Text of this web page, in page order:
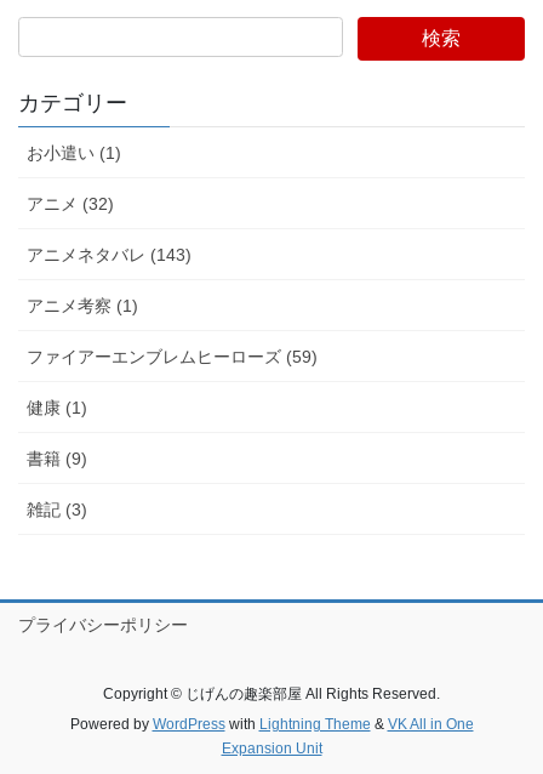
検索
カテゴリー
お小遣い (1)
アニメ (32)
アニメネタバレ (143)
アニメ考察 (1)
ファイアーエンブレムヒーローズ (59)
健康 (1)
書籍 (9)
雑記 (3)
プライバシーポリシー
Copyright © じげんの趣楽部屋 All Rights Reserved.
Powered by WordPresswith Lightning Theme & VK All in One
Expansion Unit